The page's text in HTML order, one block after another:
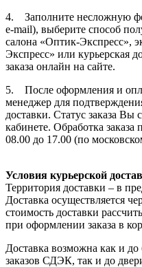
4. Заполните несложную
e-mail), выберите способ
салона «Оптик-Экспресс»,
Экспресс» или курьерская
заказа онлайн на сайте.
5. После оформления и
менеджер для
доставки. Статус заказа
кабинете. Обработка заказа
08.00 до 17.00 (по
Условия курьерской
Территория доставки – в
Доставка осуществляется
стоимость доставки
при оформлении заказа в
Доставка возможна как и
заказов СДЭК, так и до